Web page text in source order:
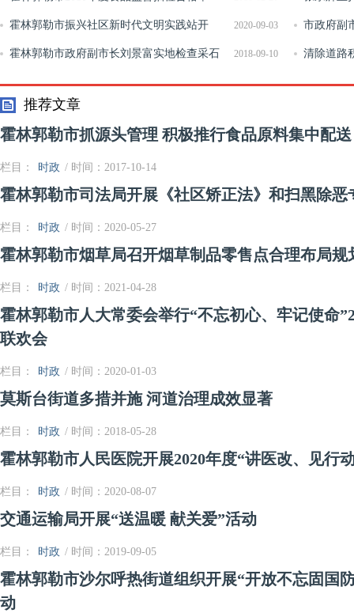
99.18% 会
2020-09-03
霍林郭勒市振兴社区新时代文明实践站开
展“自行车整治志愿行”活动
市政府副
生产工作
2018-09-10
霍林郭勒市政府副市长刘景富实地检查采石
场安全生产工作
清除道路
推荐文章
霍林郭勒市抓源头管理 积极推行食品原料集中配送
栏目： 时政 / 时间：2017-10-14
霍林郭勒市司法局开展《社区矫正法》和扫黑除
栏目： 时政 / 时间：2020-05-27
霍林郭勒市烟草局召开烟草制品零售点合理布局规
栏目： 时政 / 时间：2021-04-28
霍林郭勒市人大常委会举行“不忘初心、牢记使命
联欢会
栏目： 时政 / 时间：2020-01-03
莫斯台街道多措并施 河道治理成效显著
栏目： 时政 / 时间：2018-05-28
霍林郭勒市人民医院开展2020年度“讲医改、见行
栏目： 时政 / 时间：2020-08-07
交通运输局开展“送温暖 献关爱”活动
栏目： 时政 / 时间：2019-09-05
霍林郭勒市沙尔呼热街道组织开展“开放不忘固国
动